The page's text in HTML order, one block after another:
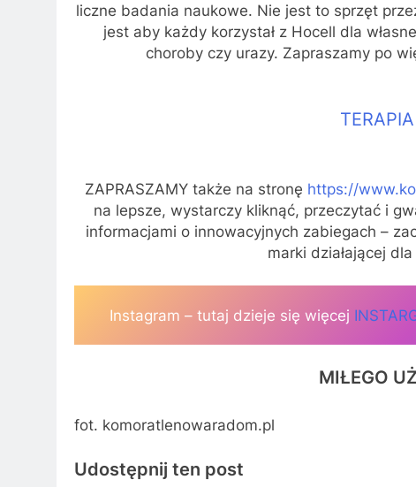
liczne badania naukowe. Nie jest to sprzęt
jest aby każdy korzystał z Hocell dla
choroby czy urazy. Zapraszamy po
ZAPRASZAMY także na stronę https://
na lepsze, wystarczy kliknąć, przeczytać i
informacjami o innowacyjnych zabiegach –
marki działającej
Instagram – tutaj dzieje się więcej
MIŁEGO
fot. komoratlenowaradom.pl
Udostępnij ten post